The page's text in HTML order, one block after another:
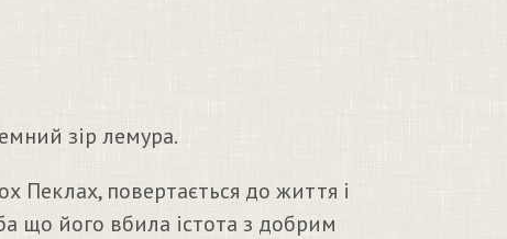
зір лемура.
Пеклах, повертається до життя і
що його вбила істота з добрим